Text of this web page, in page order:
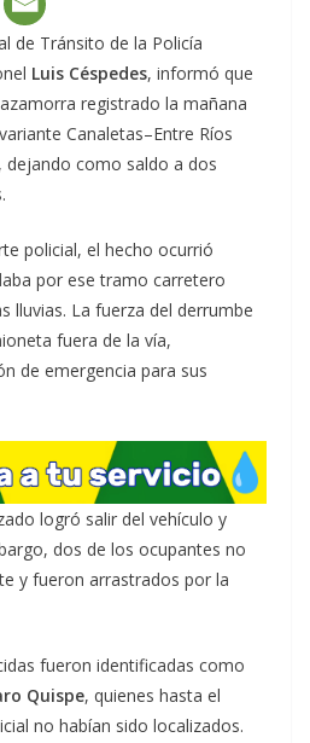
de Tránsito de la Policía
Luis Céspedes, informó que
registrado la mañana
Canaletas–Entre Ríos
como saldo a dos
policial, el hecho ocurrió
por ese tramo carretero
lluvias. La fuerza del derrumbe
fuera de la vía,
de emergencia para sus
logró salir del vehículo y
dos de los ocupantes no
y fueron arrastrados por la
fueron identificadas como
Quispe, quienes hasta el
no habían sido localizados.